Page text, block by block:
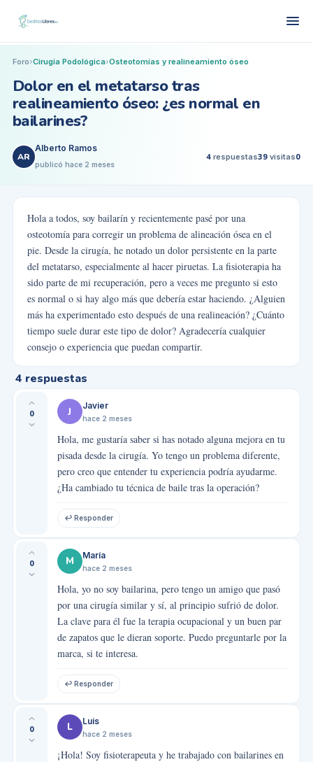
Foro›Cirugía Podológica›Osteotomías y realineamiento óseo
Dolor en el metatarso tras
realineamiento óseo: ¿es normal en
bailarines?
AR
Alberto Ramos
publicó hace 2 meses
4 respuestas39 visitas0
Hola a todos, soy bailarín y recientemente pasé por una
osteotomía para corregir un problema de alineación ósea en el
pie. Desde la cirugía, he notado un dolor persistente en la parte
del metatarso, especialmente al hacer piruetas. La fisioterapia ha
sido parte de mi recuperación, pero a veces me pregunto si esto
es normal o si hay algo más que debería estar haciendo. ¿Alguien
más ha experimentado esto después de una realineación? ¿Cuánto
tiempo suele durar este tipo de dolor? Agradecería cualquier
consejo o experiencia que puedan compartir.
4 respuestas
0 J Javier
hace 2 meses
Hola, me gustaría saber si has notado alguna mejora en tu
pisada desde la cirugía. Yo tengo un problema diferente,
pero creo que entender tu experiencia podría ayudarme.
¿Ha cambiado tu técnica de baile tras la operación?
↩ Responder
0 M María
hace 2 meses
Hola, yo no soy bailarina, pero tengo un amigo que pasó
por una cirugía similar y sí, al principio sufrió de dolor.
La clave para él fue la terapia ocupacional y un buen par
de zapatos que le dieran soporte. Puedo preguntarle por la
marca, si te interesa.
↩ Responder
0 L Luis
hace 2 meses
¡Hola! Soy fisioterapeuta y he trabajado con bailarines en